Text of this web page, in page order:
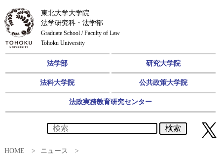
東北大学大学院
法学研究科・法学部
Graduate School / Faculty of Law
Tohoku University
法学部 研究大学院
法科大学院 公共政策大学院
法政実務教育研究センター
検索
HOME
ニュース